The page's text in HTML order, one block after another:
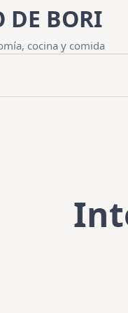
DE BORI
cocina y comida